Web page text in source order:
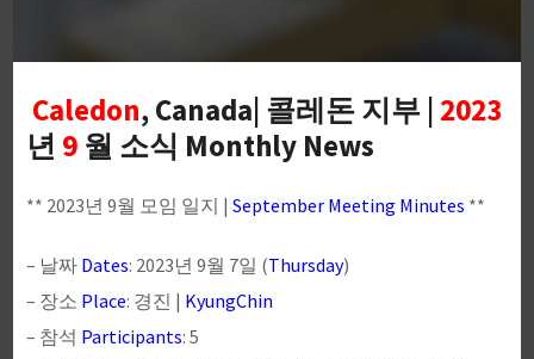
Caledon, Canada| 콜레돈 지부 | 2023
년 9 월 소식 Monthly News
** 2023년 9월 모임 일지 | September Meeting Minutes **
– 날짜 Dates: 2023년 9월 7일 (Thursday)
– 장소 Place: 경진 | KyungChin
– 참석 Participants: 5